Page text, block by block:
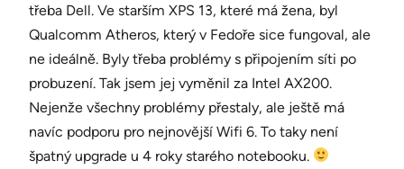
třeba Dell. Ve starším XPS 13, které má žena, byl
Qualcomm Atheros, který v Fedoře sice fungoval, ale
ne ideálně. Byly třeba problémy s připojením síti po
probuzení. Tak jsem jej vyměnil za Intel AX200.
Nejenže všechny problémy přestaly, ale ještě má
navíc podporu pro nejnovější Wifi 6. To taky není
špatný upgrade u 4 roky starého notebooku.